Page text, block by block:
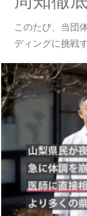
このたび、当団
ディングに挑戦